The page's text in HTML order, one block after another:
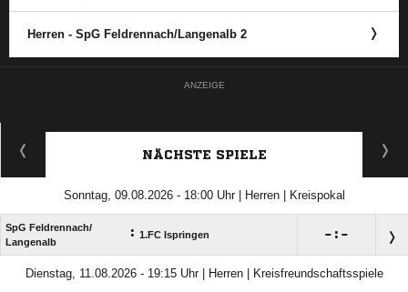
Herren - SpG Feldrennach/​Langenalb 2
ANZEIGE
NÄCHSTE SPIELE
Sonntag, 09.08.2026 - 18:00 Uhr | Herren | Kreispokal
SpG Feldrennach/​
Langenalb
: 1.FC Ispringen  : 
Dienstag, 11.08.2026 - 19:15 Uhr | Herren | Kreisfreundschaftsspiele